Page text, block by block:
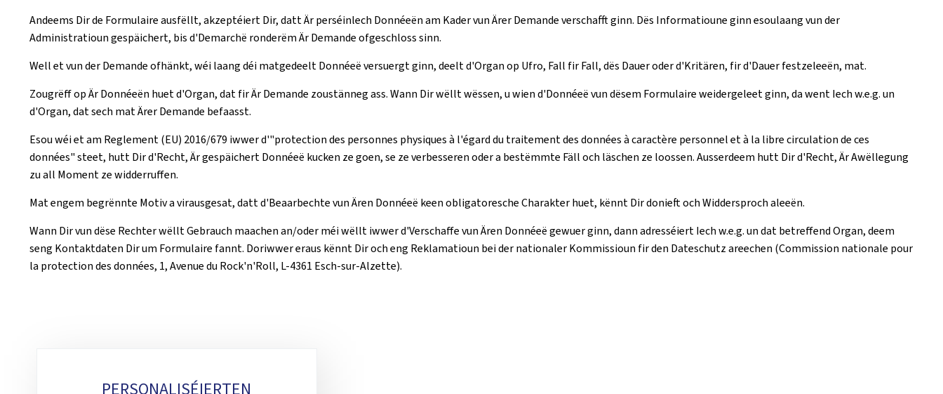
Andeems Dir de Formulaire ausfëllt, akzeptéiert Dir, datt Är perséinlech Donnéeën am Kader vun Ärer Demande verschafft ginn. Dës Informatioune ginn esoulaang vun der
Administratioun gespäichert, bis d'Demarchë ronderëm Är Demande ofgeschloss sinn.
Well et vun der Demande ofhänkt, wéi laang déi matgedeelt Donnéeë versuergt ginn, deelt d'Organ op Ufro, Fall fir Fall, dës Dauer oder d'Kritären, fir d'Dauer festzeleeën, mat.
Zougrëff op Är Donnéeën huet d'Organ, dat fir Är Demande zoustänneg ass. Wann Dir wëllt wëssen, u wien d'Donnéeë vun dësem Formulaire weidergeleet ginn, da went Iech w.e.g. un
d'Organ, dat sech mat Ärer Demande befaasst.
Esou wéi et am Reglement (EU) 2016/679 iwwer d'"protection des personnes physiques à l'égard du traitement des données à caractère personnel et à la libre circulation de ces
données" steet, hutt Dir d'Recht, Är gespäichert Donnéeë kucken ze goen, se ze verbesseren oder a bestëmmte Fäll och läschen ze loossen. Ausserdeem hutt Dir d'Recht, Är Awëllegung
zu all Moment ze widderruffen.
Mat engem begrënnte Motiv a virausgesat, datt d'Beaarbechte vun Ären Donnéeë keen obligatoresche Charakter huet, kënnt Dir donieft och Widdersproch aleeën.
Wann Dir vun dëse Rechter wëllt Gebrauch maachen an/oder méi wëllt iwwer d'Verschaffe vun Ären Donnéeë gewuer ginn, dann adresséiert Iech w.e.g. un dat betreffend Organ, deem
seng Kontaktdaten Dir um Formulaire fannt. Doriwwer eraus kënnt Dir och eng Reklamatioun bei der nationaler Kommissioun fir den Dateschutz areechen (Commission nationale pour
la protection des données, 1, Avenue du Rock'n'Roll, L-4361 Esch-sur-Alzette).
PERSONALISÉIERTEN